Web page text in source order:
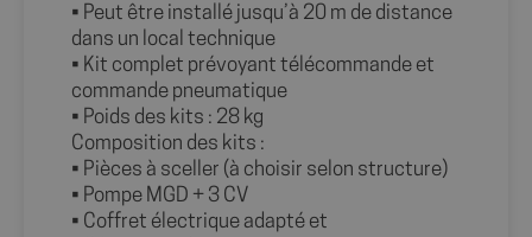
• Peut être installé jusqu’à 20 m de distance
dans un local technique
• Kit complet prévoyant télécommande et
commande pneumatique
• Poids des kits : 28 kg
Composition des kits :
• Pièces à sceller (à choisir selon structure)
• Pompe MGD + 3 CV
• Coffret électrique adapté et